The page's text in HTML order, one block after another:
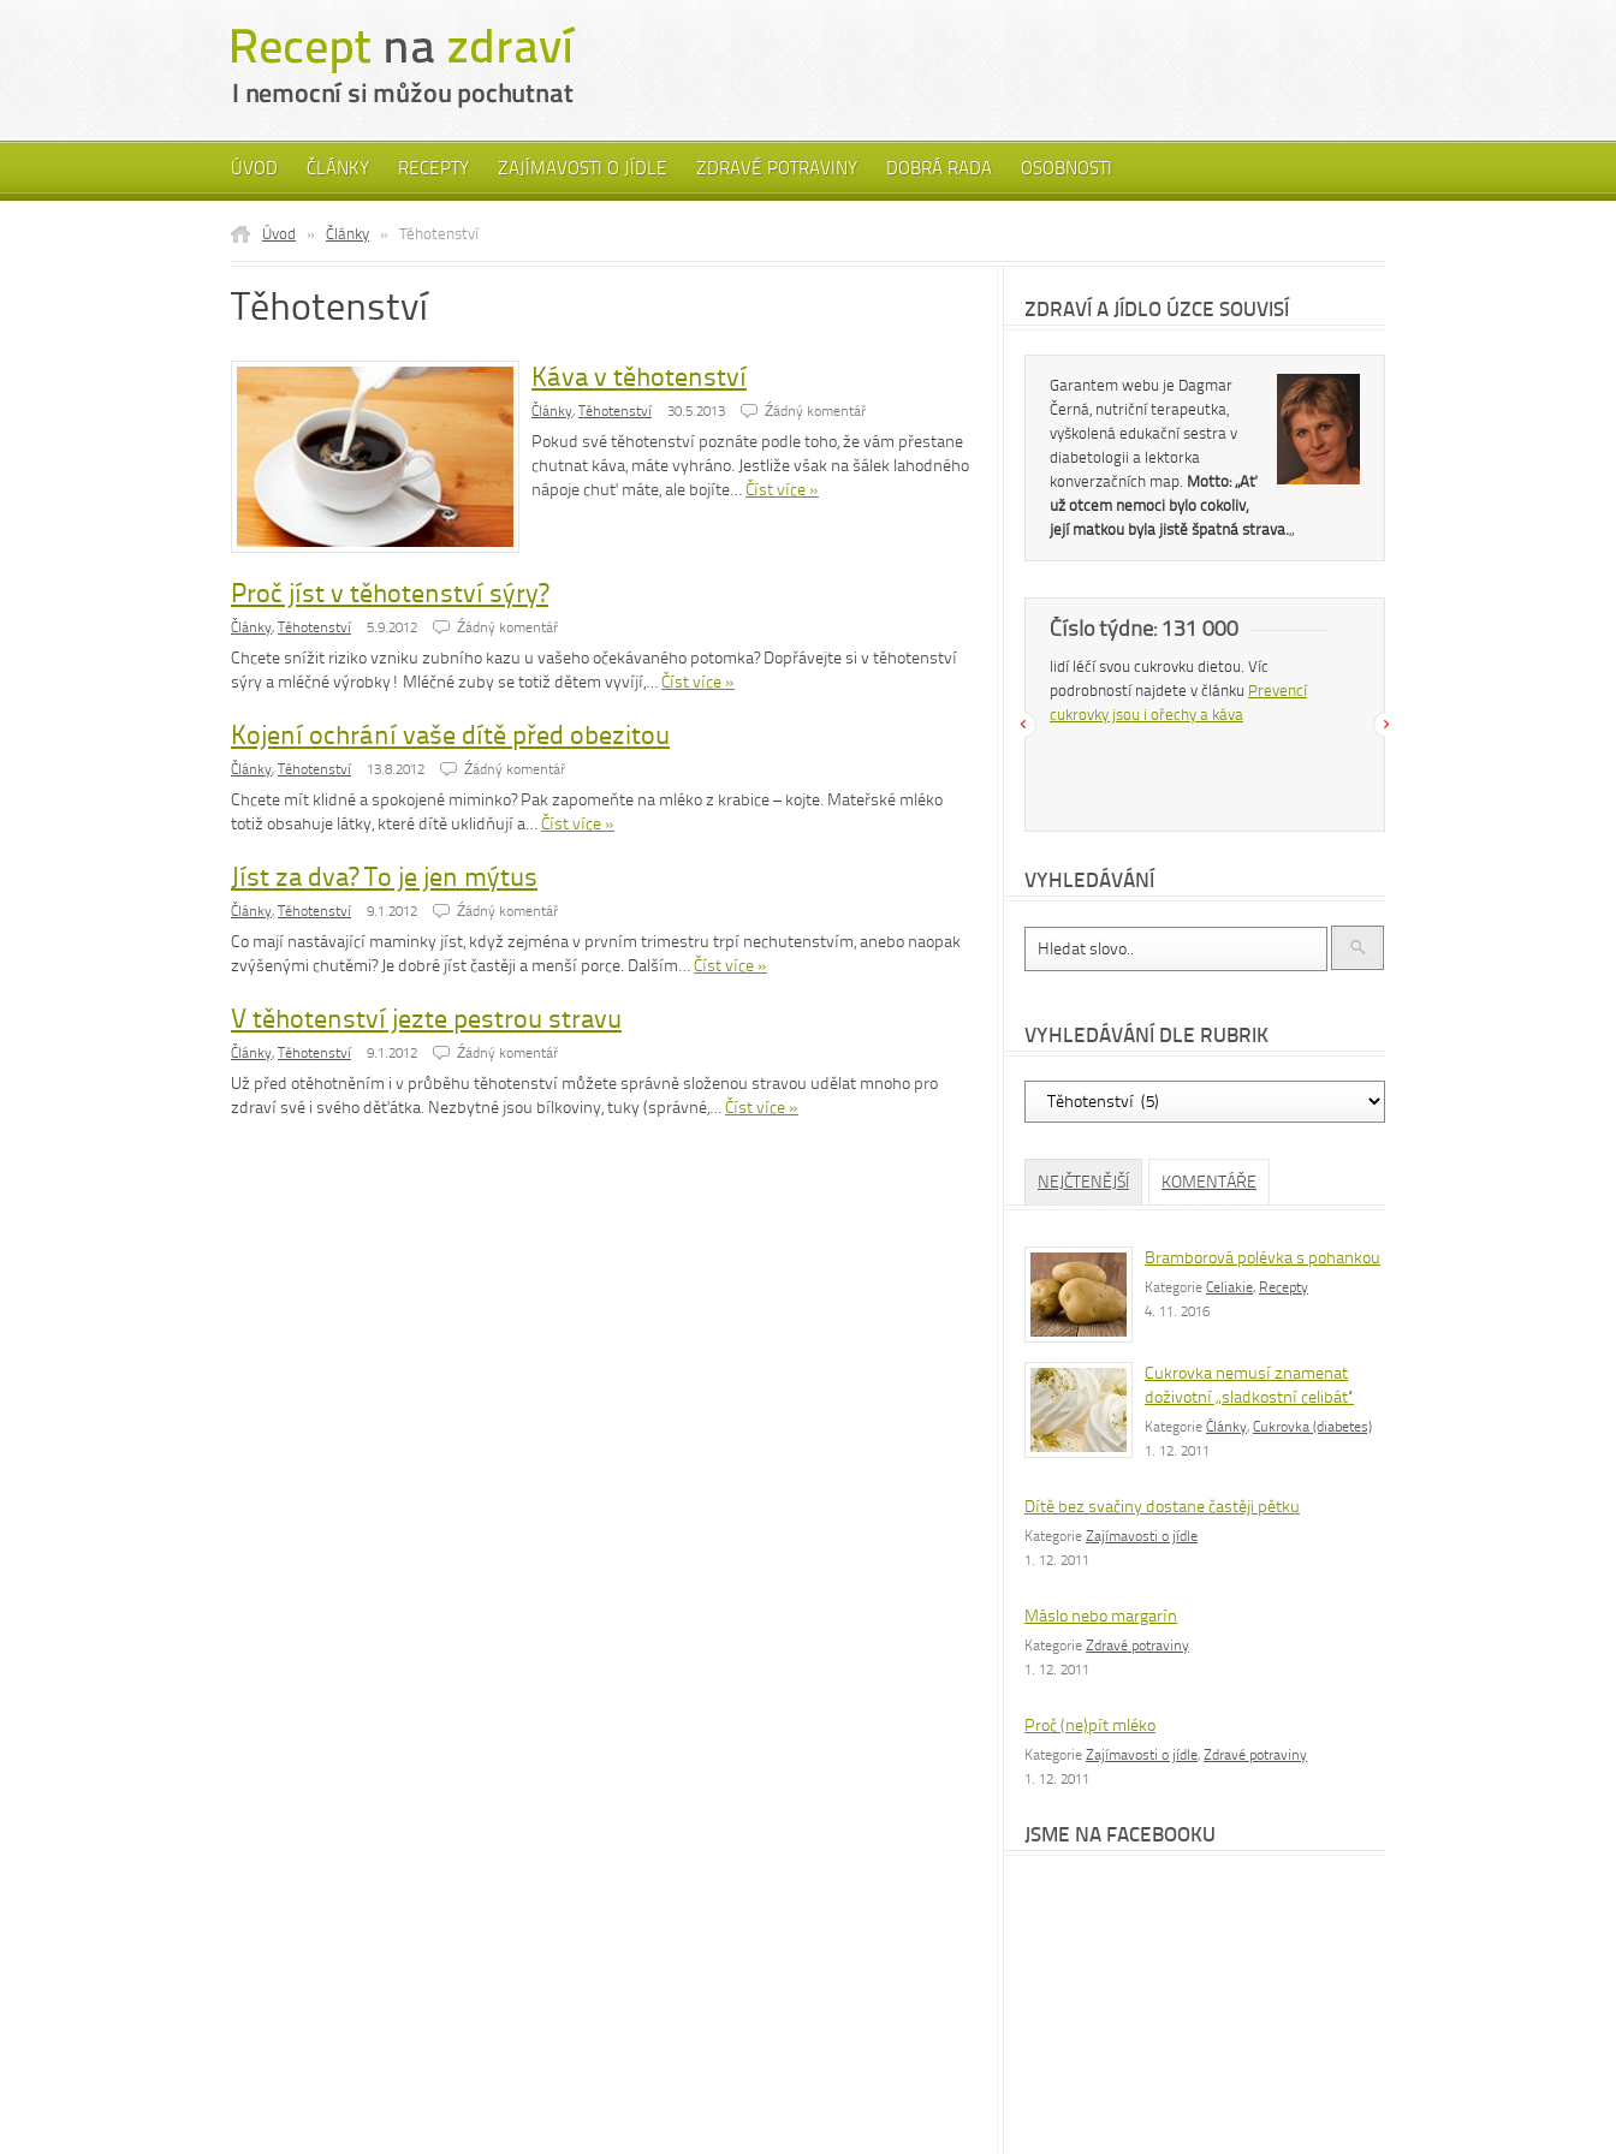
ÚVOD ČLÁNKY RECEPTY ZAJÍMAVOSTI O JÍDLE ZDRAVÉ POTRAVINY DOBRÁ RADA OSOBNOSTI
Úvod » Články » Těhotenství
Těhotenství
Káva v těhotenství
Články, Těhotenství 30.5.2013 Źádný komentář
Pokud své těhotenství poznáte podle toho, že vám přestane
chutnat káva, máte vyhráno. Jestliže však na šálek lahodného
nápoje chuť máte, ale bojíte…Číst více »
Proč jíst v těhotenství sýry?
Články, Těhotenství 5.9.2012 Źádný komentář
Chcete snížit riziko vzniku zubního kazu u vašeho očekávaného potomka? Dopřávejte si v těhotenství
sýry a mléčné výrobky! Mléčné zuby se totiž dětem vyvíjí,…Číst více »
Kojení ochrání vaše dítě před obezitou
Články, Těhotenství 13.8.2012 Źádný komentář
Chcete mít klidné a spokojené miminko? Pak zapomeňte na mléko z krabice – kojte. Mateřské mléko
totiž obsahuje látky, které dítě uklidňují a…Číst více »
Jíst za dva? To je jen mýtus
Články, Těhotenství 9.1.2012 Źádný komentář
Co mají nastávající maminky jíst, když zejména v prvním trimestru trpí nechutenstvím, anebo naopak
zvýšenými chutěmi? Je dobré jíst častěji a menší porce. Dalším…Číst více »
V těhotenství jezte pestrou stravu
Články, Těhotenství 9.1.2012 Źádný komentář
Už před otěhotněním i v průběhu těhotenství můžete správně složenou stravou udělat mnoho pro
zdraví své i svého děťátka. Nezbytné jsou bílkoviny, tuky (správné,…Číst více »
ZDRAVÍ A JÍDLO ÚZCE SOUVISÍ
Garantem webu je Dagmar
Černá, nutriční terapeutka,
vyškolená edukační sestra v
diabetologii a lektorka
konverzačních map. Motto: „Ať
už otcem nemoci bylo cokoliv,
její matkou byla jistě špatná strava.„
Nedaří se vám zhubnout? Trpíte často
Číslo týdne: 131 000
lidí léčí svou cukrovku dietou. Víc
podrobností najdete v článku Prevencí
cukrovky jsou i ořechy a káva
čemuž se po pikantním jídle můžeme
cítit šťastnější a spokojenější. Více se
VYHLEDÁVÁNÍ
VYHLEDÁVÁNÍ DLE RUBRIK
Vyhledávání
NEJČTENĚJŠÍ KOMENTÁŘE
Bramborová polévka s pohankou
Kategorie Celiakie, Recepty
4. 11. 2016
Cukrovka nemusí znamenat
doživotní „sladkostní celibát“
Kategorie Články, Cukrovka (diabetes)
1. 12. 2011
Dítě bez svačiny dostane častěji pětku
Kategorie Zajímavosti o jídle
1. 12. 2011
Máslo nebo margarín
Kategorie Zdravé potraviny
1. 12. 2011
Proč (ne)pít mléko
Kategorie Zajímavosti o jídle, Zdravé potraviny
1. 12. 2011
JSME NA FACEBOOKU